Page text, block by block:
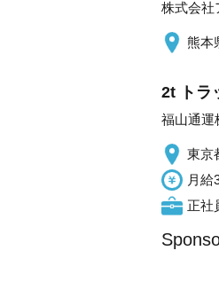
株式会社
熊本
2t トラ
福山通運
東京
月給
正社